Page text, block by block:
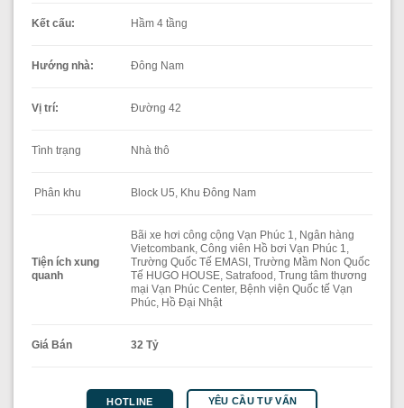
Kết cấu: Hầm 4 tầng
Hướng nhà: Đông Nam
Vị trí: Đường 42
Tình trạng Nhà thô
Phân khu Block U5, Khu Đông Nam
Tiện ích xung
quanh
Bãi xe hơi công cộng Vạn Phúc 1, Ngân hàng
Vietcombank, Công viên Hồ bơi Vạn Phúc 1,
Trường Quốc Tế EMASI, Trường Mầm Non Quốc
Tế HUGO HOUSE, Satrafood, Trung tâm thương
mại Vạn Phúc Center, Bệnh viện Quốc tế Vạn
Phúc, Hồ Đại Nhật
Giá Bán 32 Tỷ
HOTLINE YÊU CẦU TƯ VẤN